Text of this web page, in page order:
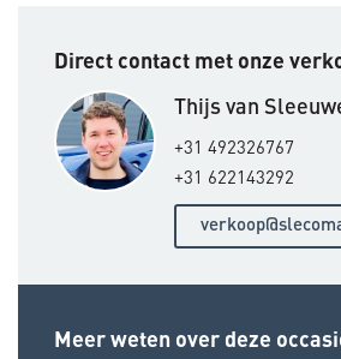
Meer weten over deze
Direct contact met onze
Thijs van
+31 492326767
+31 622143292